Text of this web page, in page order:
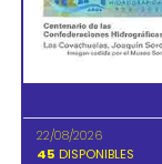
22/08/2026
45 DISPONIBLES